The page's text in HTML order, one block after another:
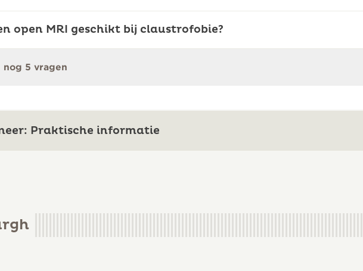
open MRI geschikt bij claustrofobie?
nog 5 vragen
Praktische informatie